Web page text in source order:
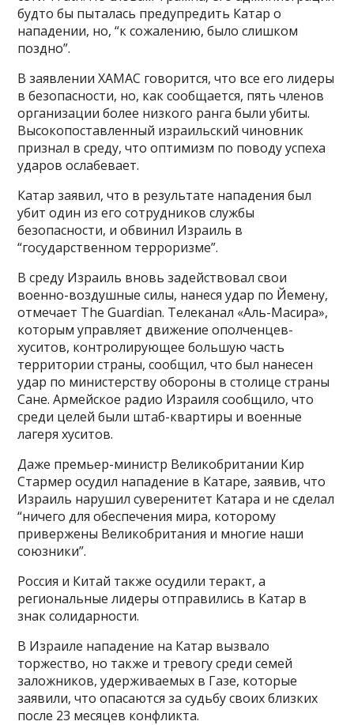
будто бы пыталась предупредить Катар о
нападении, но, “к сожалению, было слишком
поздно”.
В заявлении ХАМАС говорится, что все его лидеры
в безопасности, но, как сообщается, пять членов
организации более низкого ранга были убиты.
Высокопоставленный израильский чиновник
признал в среду, что оптимизм по поводу успеха
ударов ослабевает.
Катар заявил, что в результате нападения был
убит один из его сотрудников службы
безопасности, и обвинил Израиль в
“государственном терроризме”.
В среду Израиль вновь задействовал свои
военно-воздушные силы, нанеся удар по Йемену,
отмечает The Guardian. Телеканал «Аль-Масира»,
которым управляет движение ополченцев-
хуситов, контролирующее большую часть
территории страны, сообщил, что был нанесен
удар по министерству обороны в столице страны
Сане. Армейское радио Израиля сообщило, что
среди целей были штаб-квартиры и военные
лагеря хуситов.
Даже премьер-министр Великобритании Кир
Стармер осудил нападение в Катаре, заявив, что
Израиль нарушил суверенитет Катара и не сделал
“ничего для обеспечения мира, которому
привержены Великобритания и многие наши
союзники”.
Россия и Китай также осудили теракт, а
региональные лидеры отправились в Катар в
знак солидарности.
В Израиле нападение на Катар вызвало
торжество, но также и тревогу среди семей
заложников, удерживаемых в Газе, которые
заявили, что опасаются за судьбу своих близких
после 23 месяцев конфликта.